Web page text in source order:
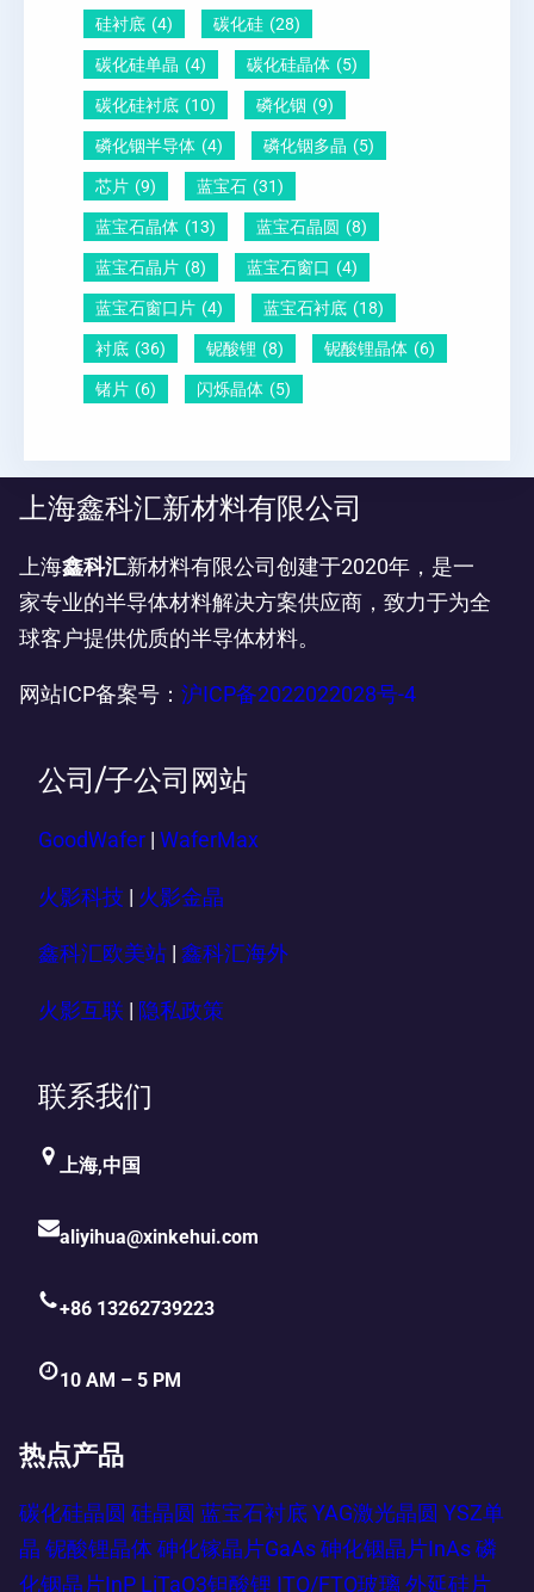
硅衬底 (4) 碳化硅 (28)
碳化硅单晶 (4) 碳化硅晶体 (5)
碳化硅衬底 (10) 磷化铟 (9)
磷化铟半导体 (4) 磷化铟多晶 (5)
芯片 (9) 蓝宝石 (31)
蓝宝石晶体 (13) 蓝宝石晶圆 (8)
蓝宝石晶片 (8) 蓝宝石窗口 (4)
蓝宝石窗口片 (4) 蓝宝石衬底 (18)
衬底 (36) 铌酸锂 (8) 铌酸锂晶体 (6)
锗片 (6) 闪烁晶体 (5)
上海鑫科汇新材料有限公司
上海鑫科汇新材料有限公司创建于2020年，是一
家专业的半导体材料解决方案供应商，致力于为全
球客户提供优质的半导体材料。
网站ICP备案号： 沪ICP备2022022028号-4
公司/子公司网站
GoodWafer WaferMax
火影科技 | 火影金晶
鑫科汇欧美站 鑫科汇海外
火影互联 隐私政策
联系我们
上海,中国
aliyihua@xinkehui.com
+86 13262739223
10 AM – 5 PM
热点产品
碳化硅晶圆 硅晶圆 蓝宝石衬底 YAG激光晶圆 YSZ单
晶 铌酸锂晶体 砷化镓晶片GaAs 砷化铟晶片InAs 磷
化铟晶片InP LiTaO3钽酸锂 ITO/FTO玻璃 外延硅片